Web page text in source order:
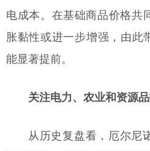
电成本。在基础商品价格共
胀黏性或进一步增强，由此
能显著提前。
关注电力、农业和资源
从历史复盘看，厄尔尼